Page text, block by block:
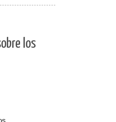
los